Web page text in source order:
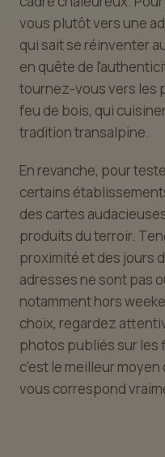
vous plutôt vers une
qui sait se réinventer
en quête de
tournez-vous vers les
feu de bois, qui
tradition transalpine.
En revanche, pour
certains
des cartes
produits du terroir.
proximité et des jours
adresses ne sont pas
notamment hors
choix, regardez
photos publiés sur les
c'est le meilleur
vous correspond